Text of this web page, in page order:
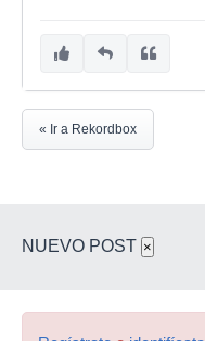
« Ir a Rekordbox
NUEVO POST ×